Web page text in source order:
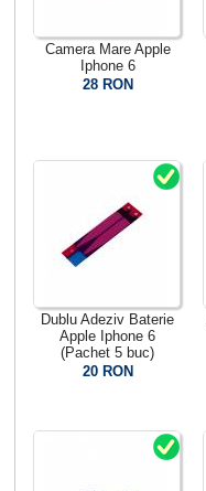
Camera Mare Apple
Iphone 6
28 RON
Dublu Adeziv Baterie
Apple Iphone 6
(Pachet 5 buc)
20 RON